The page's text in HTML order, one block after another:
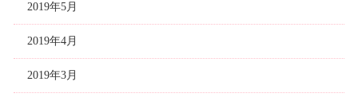
2019年5月
2019年4月
2019年3月